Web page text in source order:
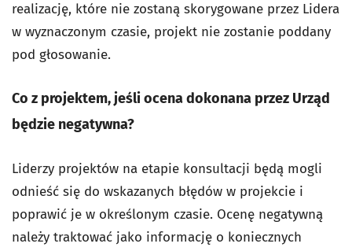
realizację, które nie zostaną skorygowane przez Lidera
w wyznaczonym czasie, projekt nie zostanie poddany
pod głosowanie.
Co z projektem, jeśli ocena dokonana przez Urząd
będzie negatywna?
Liderzy projektów na etapie konsultacji będą mogli
odnieść się do wskazanych błędów w projekcie i
poprawić je w określonym czasie. Ocenę negatywną
należy traktować jako informację o koniecznych